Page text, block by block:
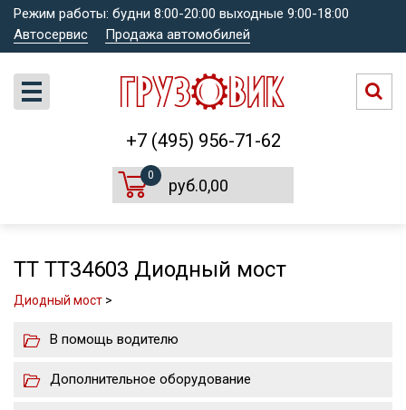
Режим работы: будни 8:00-20:00 выходные 9:00-18:00
Автосервис
Продажа автомобилей
+7 (495) 956-71-62
0
руб.0,00
TT TT34603 Диодный мост
Диодный мост >
В помощь водителю
Дополнительное оборудование